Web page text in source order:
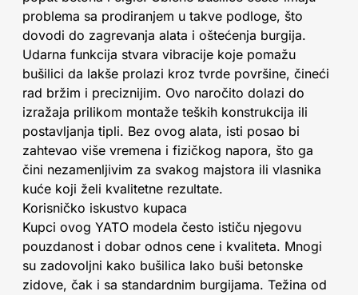
problema sa prodiranjem u takve podloge, što
dovodi do zagrevanja alata i oštećenja burgija.
Udarna funkcija stvara vibracije koje pomažu
bušilici da lakše prolazi kroz tvrde površine, čineći
rad bržim i preciznijim. Ovo naročito dolazi do
izražaja prilikom montaže teških konstrukcija ili
postavljanja tipli. Bez ovog alata, isti posao bi
zahtevao više vremena i fizičkog napora, što ga
čini nezamenljivim za svakog majstora ili vlasnika
kuće koji želi kvalitetne rezultate.
Korisničko iskustvo kupaca
Kupci ovog YATO modela često ističu njegovu
pouzdanost i dobar odnos cene i kvaliteta. Mnogi
su zadovoljni kako bušilica lako buši betonske
zidove, čak i sa standardnim burgijama. Težina od